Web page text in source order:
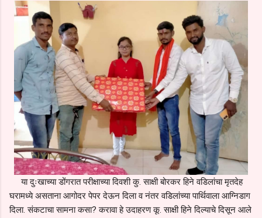
या दुःखाच्या डोंगरात परीक्षाच्या दिवशी कु. साक्षी बोरकर हिने वडिलांचा मृतदेह
घरामध्ये असताना आगोदर पेपर देऊन दिला व नंतर वडिलांच्या पार्थिवाला आग्निडाग
दिला. संकटाचा सामना कसा? करावा हे उदाहरण कू. साक्षी हिने दिल्याचे दिसून आले